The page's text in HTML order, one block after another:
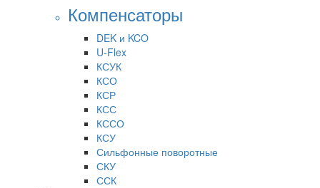
Компенсаторы
DEK и KCO
U-Flex
КСУК
КСО
КСР
КСС
КССО
КСУ
Сильфонные поворотные
СКУ
ССК